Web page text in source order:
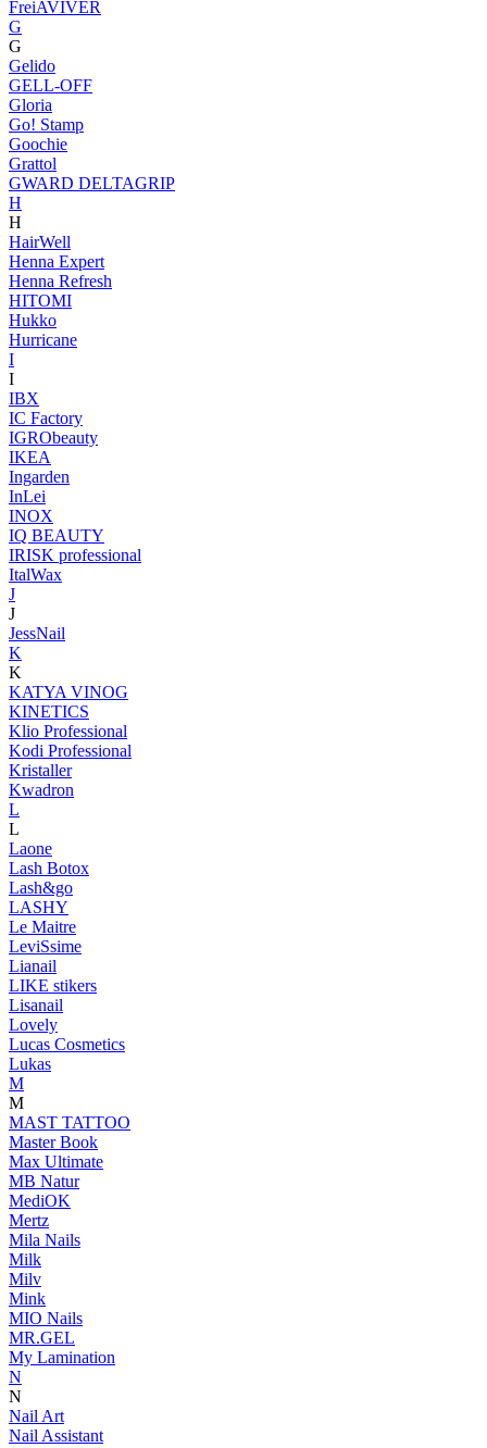
FreiAVIVER
G
G
Gelido
GELL-OFF
Gloria
Go! Stamp
Goochie
Grattol
GWARD DELTAGRIP
H
H
HairWell
Henna Expert
Henna Refresh
HITOMI
Hukko
Hurricane
I
I
IBX
IC Factory
IGRObeauty
IKEA
Ingarden
InLei
INOX
IQ BEAUTY
IRISK professional
ItalWax
J
J
JessNail
K
K
KATYA VINOG
KINETICS
Klio Professional
Kodi Professional
Kristaller
Kwadron
L
L
Laone
Lash Botox
Lash&go
LASHY
Le Maitre
LeviSsime
Lianail
LIKE stikers
Lisanail
Lovely
Lucas Cosmetics
Lukas
M
M
MAST TATTOO
Master Book
Max Ultimate
MB Natur
MediOK
Mertz
Mila Nails
Milk
Milv
Mink
MIO Nails
MR.GEL
My Lamination
N
N
Nail Art
Nail Assistant